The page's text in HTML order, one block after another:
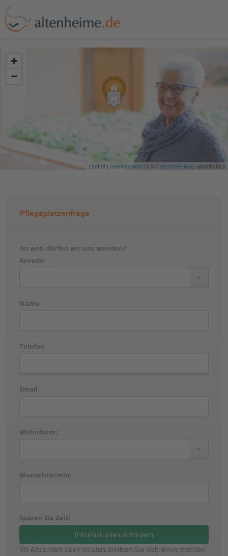
+
−
Leaflet | meetingswitch | ©OpenStreetMapcontributors
Pflegeplatzanfrage
An wen dürfen wir uns wenden?
Anrede:
Name
Telefon
Email
Wohnform:
Wunschtermin:
Sparen Sie Zeit:
Mit Absenden des Fomulars erklären Sie sich einverstanden